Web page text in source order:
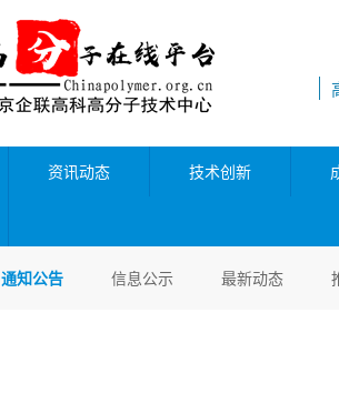
资讯动态 技术创新
通知公告 信息公示 最新动态